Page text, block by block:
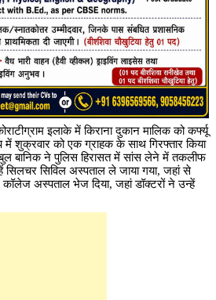
इलाके में किराना दुकान मालिक को कर्फ्यू
शुक्रवार को एक ग्राहक के साथ गिरफ्तार किया
बानिक ने पुलिस हिरासत में सांस लेने में तकलीफ
सिविल अस्पताल ले जाया गया, जहां से
अस्पताल भेज दिया, जहां डॉक्टरों ने उन्हें